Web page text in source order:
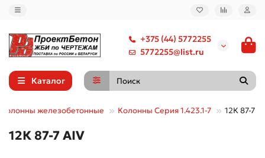
+375 (44) 5772255
5772255@list.ru
Каталог
Колонны железобетонные Колонны Серия 1.423.1-7 12К 87-7
12К 87-7 АIV